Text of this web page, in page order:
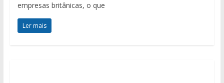
empresas britânicas, o que
Ler mais